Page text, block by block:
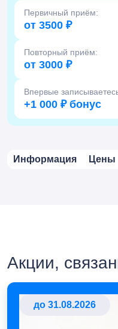
Первичный приём:
от 3500 ₽
Повторный приём:
от 3000 ₽
Впервые
+1 000 ₽ бонус
Информация Цены
Акции,
до 31.08.2026